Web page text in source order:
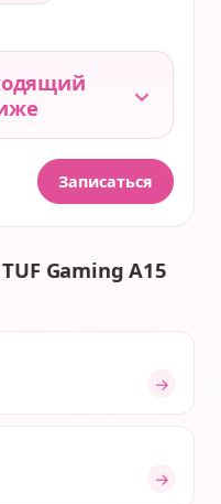
Записаться
Gaming A15
→
→